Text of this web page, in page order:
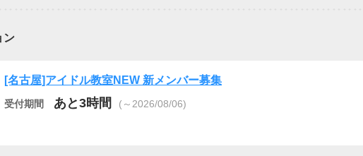
ン
[名古屋]アイドル教室NEW 新メンバー募集
受付期間 あと3時間 (～2026/08/06)